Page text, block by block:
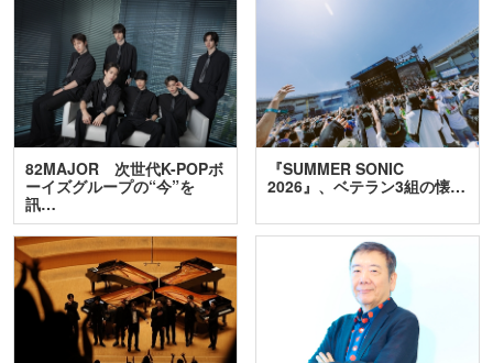
82MAJOR 次世代K-POPボ
ーイズグループの“今”を
訊…
『SUMMER SONIC
2026』、ベテラン3組の懐…